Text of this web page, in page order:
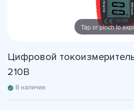
Tap or pinch to
Цифровой
210B
В наличии